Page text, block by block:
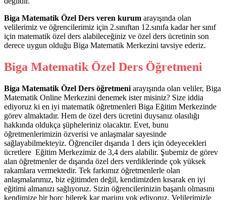
Biga Matematik Özel Ders veren kurum arayışında olan
velilerimiz ve öğrencilerimiz için 2.sınıftan 12.sınıfa kadar her sınıf
için matematik özel ders alabileceğiniz ve özel ders ücretinin son
derece uygun olduğu Biga Matematik Merkezini tavsiye ederiz.
Biga Matematik Özel Ders Öğretmeni
Biga Matematik Özel Ders öğretmeni arayışında olan veliler, Biga
Matematik Online Merkezini denemek ister misiniz? Size iddia
ediyoruz ki en iyi matematik öğretmenleri Biga Eğitim Merkezinde
görev almaktadır. Hem de özel ders ücretini duysanız olasılığı
hakkında oldukça şüpheleriniz olacaktır. Evet, bunu
öğretmenlerimizin özverisi ve anlaşmalar sayesinde
sağlayabilmekteyiz. Öğrenciler dışarıda 1 ders için ödeyecekleri
ücretlere Eğitim Merkezimiz de 3,4 ders alabilir. Şubemiz de görev
alan öğretmenler de dışarıda özel ders verdiklerinde çok yüksek
rakamlara vermektedir. Tek farkımız öğretmenlerle olan
anlaşmalarımız, biz eğitimden değil, kendimizden kısarak en iyi
eğitimi almanızı sağlıyoruz. Sizin öğrencilerinizin başarılı olmasını
kendimize bir borç bilerek kar marjını yok ediyoruz. Velilerimizle